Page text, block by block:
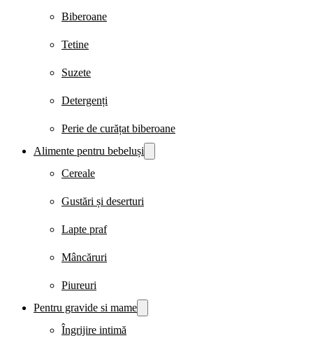
Biberoane
Tetine
Suzete
Detergenți
Perie de curățat biberoane
Alimente pentru bebeluși
Cereale
Gustări și deserturi
Lapte praf
Mâncăruri
Piureuri
Pentru gravide si mame
Îngrijire intimă